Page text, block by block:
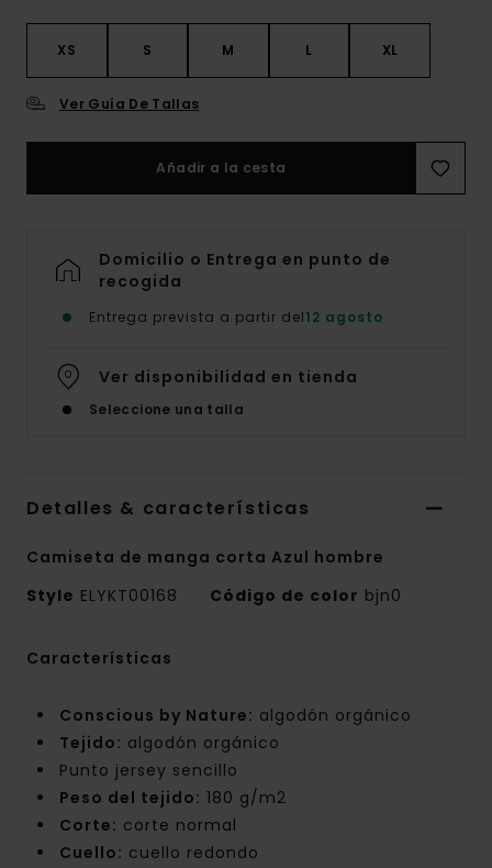
XS S M L XL
Ver Guía De Tallas
Añadir a la cesta
Domicilio o Entrega en punto de
recogida
Entrega prevista a partir del12 agosto
Ver disponibilidad en tienda
Seleccione una talla
Detalles & características
Camiseta de manga corta Azul hombre
Style ELYKT00168 Código de color bjn0
Características
Conscious by Nature: algodón orgánico
Tejido: algodón orgánico
Punto jersey sencillo
Peso del tejido: 180 g/m2
Corte: corte normal
Cuello: cuello redondo